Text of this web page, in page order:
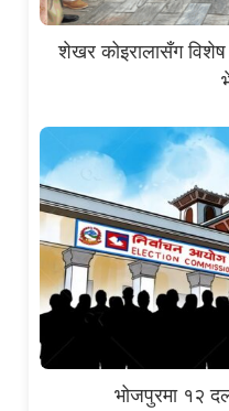
शेखर कोइरालासँग विशेष
भोजपुरमा १२